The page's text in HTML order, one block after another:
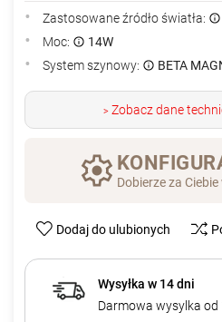
Zastosowane źródło światła:
Moc:
14W
System szynowy:
BETA
>Zobacz dane
Dobierze za
Dodaj do ulubionych
Wysyłka w 14 dni
Darmowa wysylka od